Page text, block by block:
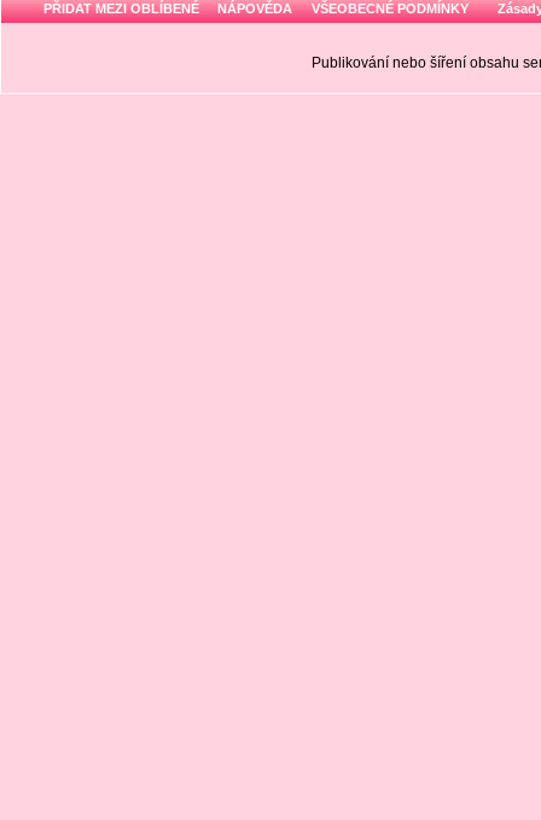
PŘIDAT MEZI OBLÍBENÉ NÁPOVĚDA VŠEOBECNÉ PODMÍNKY
Publikování nebo šíření obsahu